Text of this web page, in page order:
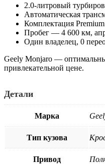
2.0-литровый
Автоматическая
Комплектация
Пробег — 4 600 км,
Один владелец, 0
Geely Monjaro —
привлекательной цене.
Детали
Марка
Тип кузова
Привод